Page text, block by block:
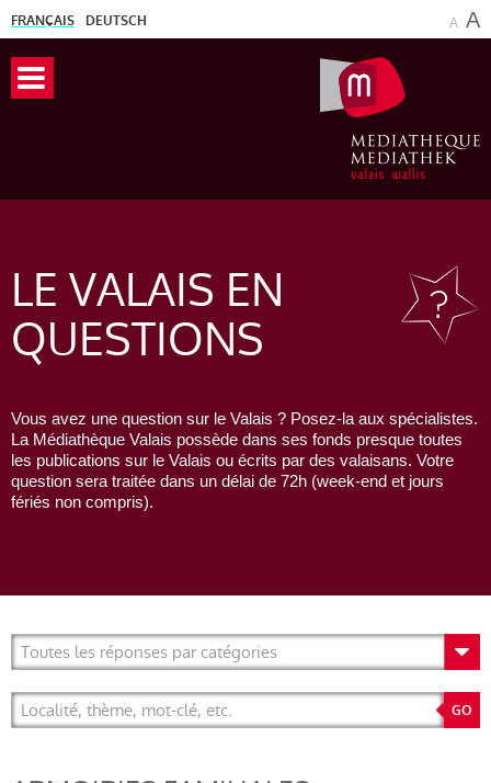
FRANÇAIS DEUTSCH A A
LE VALAIS EN
QUESTIONS
Vous avez une question sur le Valais ? Posez-la aux spécialistes.
La Médiathèque Valais possède dans ses fonds presque toutes
les publications sur le Valais ou écrits par des valaisans. Votre
question sera traitée dans un délai de 72h (week-end et jours
fériés non compris).